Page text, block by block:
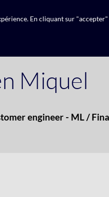
Miquel
engineer - ML /
En cliquant sur